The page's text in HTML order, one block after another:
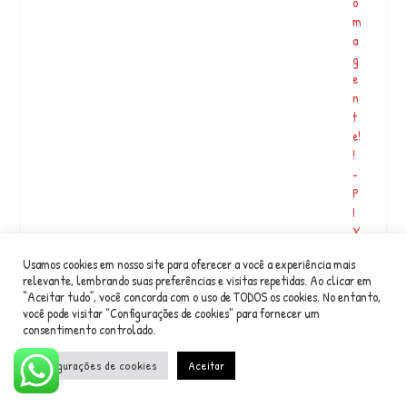
m
a
g
e
n
t
e!
!
–
P
I
X
O
v
a
Usamos cookies em nosso site para oferecer a você a experiência mais
relevante, lembrando suas preferências e visitas repetidas. Ao clicar em
“Aceitar tudo”, você concorda com o uso de TODOS os cookies. No entanto,
você pode visitar "Configurações de cookies" para fornecer um
consentimento controlado.
Configurações de cookies Aceitar